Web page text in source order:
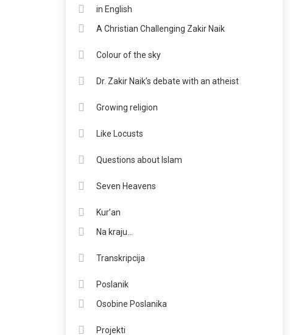
in English
A Christian Challenging Zakir Naik
Colour of the sky
Dr. Zakir Naik’s debate with an atheist
Growing religion
Like Locusts
Questions about Islam
Seven Heavens
Kur’an
Na kraju…
Transkripcija
Poslanik
Osobine Poslanika
Projekti